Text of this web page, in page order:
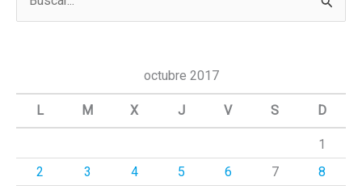
a
octubre 2017
L M X J V S D
1
2
3 4 5 6 7
8